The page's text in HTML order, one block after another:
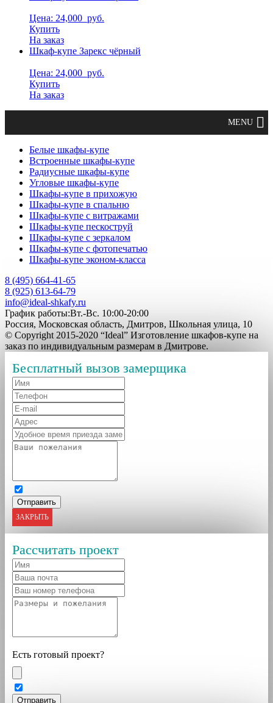
Цена: 24,000 руб.
Купить
На заказ
Шкаф-купе Зарекс чёрный
Цена: 24,000 руб.
Купить
На заказ
Белые шкафы-купе
Встроенные шкафы-купе
Радиусные шкафы-купе
Угловые шкафы-купе
Шкафы-купе в прихожую
Шкафы-купе в спальню
Шкафы-купе с витражами
Шкафы-купе пескоструй
Шкафы-купе с зеркалом
Шкафы-купе с фотопечатью
Шкафы-купе эконом-класса
8 (495) 664-41-65
8 (925) 613-64-79
info@ideal-shkafy.ru
График работы:Вт.-Вс. 10:00-20:00
Россия, Московская область, Дмитров, Школьная улица, 10
© Copyright 2015-2020 “Ideal” Изготовление шкафов-купе на
заказ по индивидуальным размерам в Дмитрове.
Бесплатный вызов замерщика
ЗАКРЫТЬ
Рассчитать проект
Есть готовый проект?